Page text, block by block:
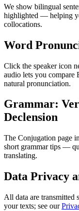
We show bilingual
highlighted — helping
collocations.
Word
Click the speaker icon
audio lets you compare
natural pronunciation.
Grammar:
Declension
The Conjugation page
short grammar tips —
translating.
Data Privacy
All data are transmitted
your texts; see our